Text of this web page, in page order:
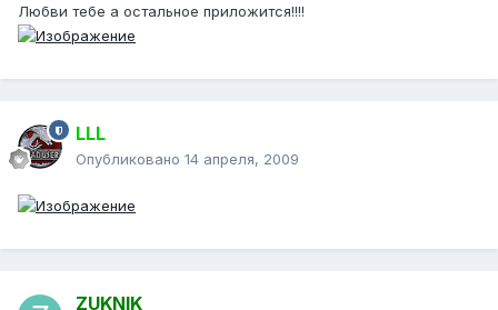
Любви тебе а остальное приложится!!!!
LLL
Опубликовано 14 апреля, 2009
ZUKNIK